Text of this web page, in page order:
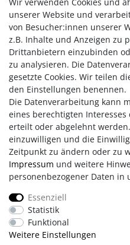
Impressum AGB
Retouren/Reklamationen
unserer Website und
von Besucher:innen unserer
z.B. Inhalte und Anzeigen zu
Drittanbietern einzubinden
zu analysieren. Die
gesetzte Cookies. Wir teilen
den Einstellungen benennen.
Die Datenverarbeitung kann
eines berechtigten
erteilt oder abgelehnt
einzuwilligen und die
Zeitpunkt zu ändern oder zu
Impressum und weitere
personenbezogener Daten in
Essenziell
Statistik
Funktional
Weitere Einstellungen